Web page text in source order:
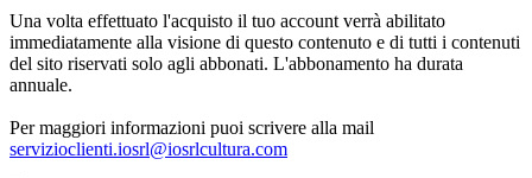
Una volta effettuato l'acquisto il tuo account verrà abilitato
immediatamente alla visione di questo contenuto e di tutti i contenuti
del sito riservati solo agli abbonati. L'abbonamento ha durata
annuale.
Per maggiori informazioni puoi scrivere alla mail
servizioclienti.iosrl@iosrlcultura.com